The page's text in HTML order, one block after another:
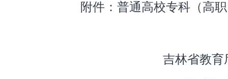
附件：普通高校专科（高
吉林省教育